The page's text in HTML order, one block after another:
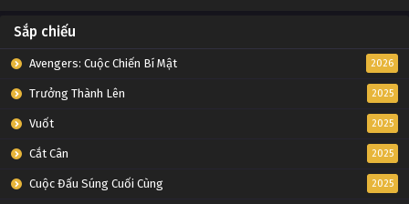
Sắp chiếu
Avengers: Cuộc Chiến Bí Mật 2026
Trưởng Thành Lên 2025
Vuốt 2025
Cắt Cân 2025
Cuộc Đấu Súng Cuối Cùng 2025